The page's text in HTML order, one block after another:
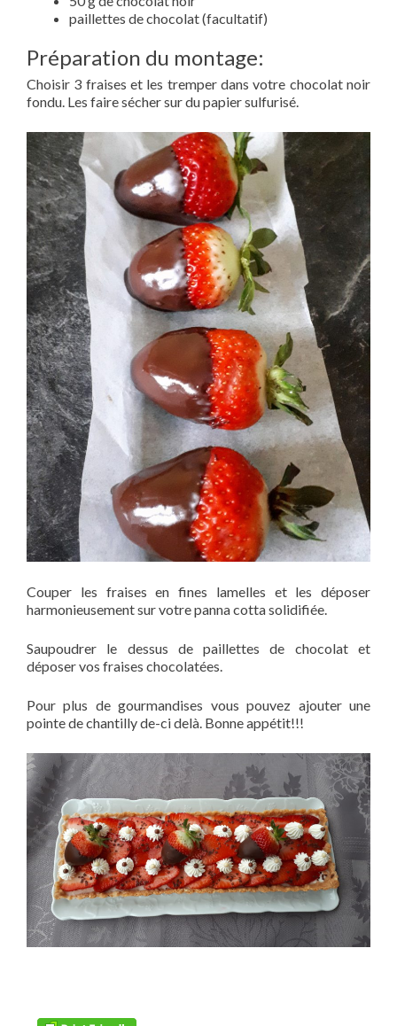
paillettes de chocolat (facultatif)
Préparation du montage:
Choisir 3 fraises et les tremper dans votre chocolat noir
fondu. Les faire sécher sur du papier sulfurisé.
Couper les fraises en fines lamelles et les déposer
harmonieusement sur votre panna cotta solidifiée.
Saupoudrer le dessus de paillettes de chocolat et
déposer vos fraises chocolatées.
Pour plus de gourmandises vous pouvez ajouter une
pointe de chantilly de-ci delà. Bonne appétit!!!